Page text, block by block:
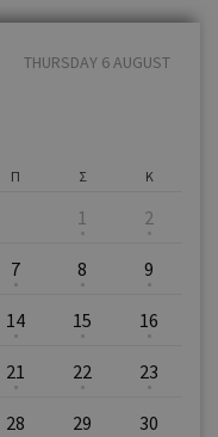
THURSDAY 6 AUGUST
Π Σ
1
Κ
2
7 8 9
14 15 16
21 22 23
28 29 30